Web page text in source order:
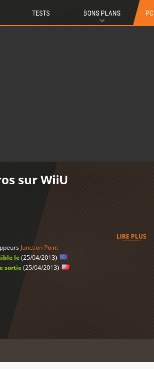
TESTS BONS PLANS PC
sur WiiU
LIRE PLUS
Junction Point
le(25/04/2013)
sortie(25/04/2013)